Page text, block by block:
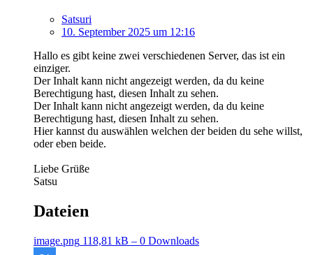
Satsuri
10. September 2025 um 12:16
Hallo es gibt keine zwei verschiedenen Server, das ist ein
einziger.
Der Inhalt kann nicht angezeigt werden, da du keine
Berechtigung hast, diesen Inhalt zu sehen.
Der Inhalt kann nicht angezeigt werden, da du keine
Berechtigung hast, diesen Inhalt zu sehen.
Hier kannst du auswählen welchen der beiden du sehe willst,
oder eben beide.
Liebe Grüße
Satsu
Dateien
image.png 118,81 kB – 0 Downloads